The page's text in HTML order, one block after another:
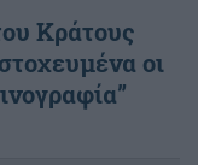
Κράτους
οι